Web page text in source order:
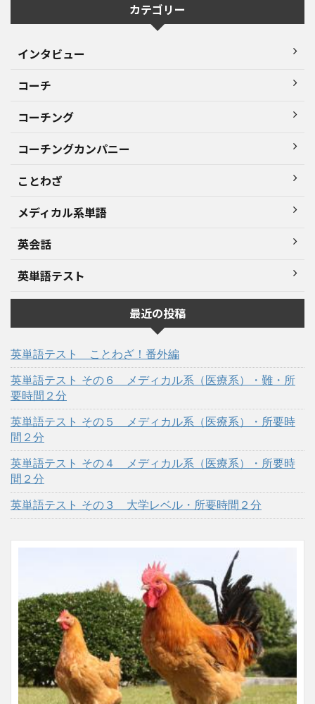
カテゴリー
インタビュー
コーチ
コーチング
コーチングカンパニー
ことわざ
メディカル系単語
英会話
英単語テスト
最近の投稿
英単語テスト ことわざ！番外編
英単語テスト その６ メディカル系（医療系）・難・所
要時間２分
英単語テスト その５ メディカル系（医療系）・所要時
間２分
英単語テスト その４ メディカル系（医療系）・所要時
間２分
英単語テスト その３ 大学レベル・所要時間２分